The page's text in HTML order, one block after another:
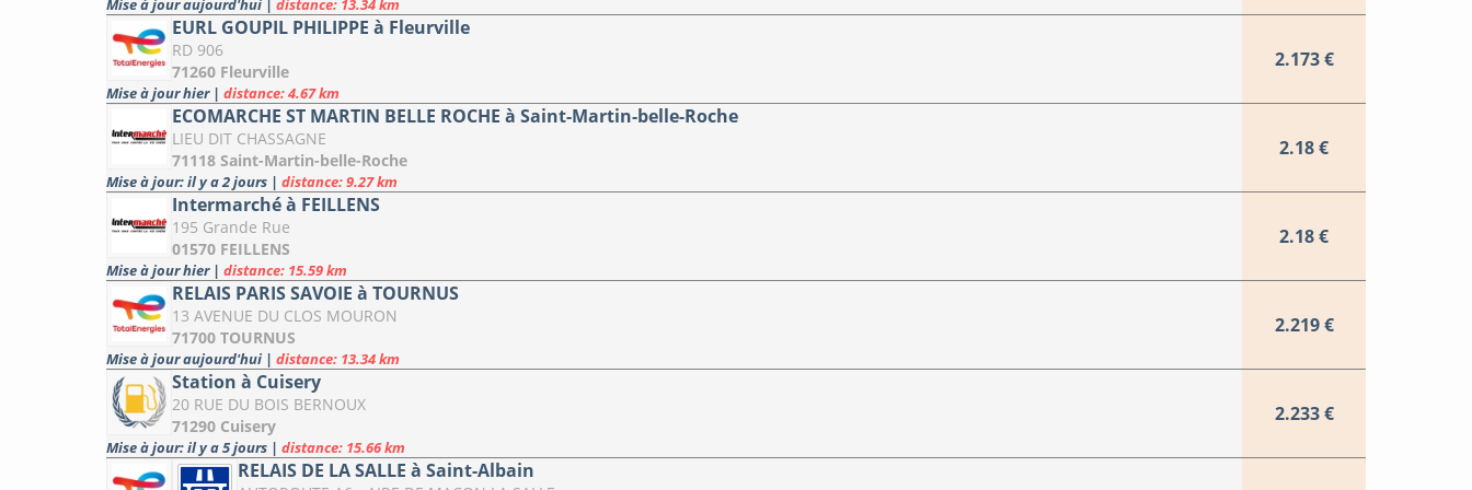
Mise à jour aujourd'hui distance: 13.34 km
EURL GOUPIL PHILIPPE à Fleurville
RD 906
71260 Fleurville
Mise à jour hier | distance: 4.67 km
2.173 €
ECOMARCHE ST MARTIN BELLE ROCHE à Saint-Martin-belle-Roche
LIEU DIT CHASSAGNE
71118 Saint-Martin-belle-Roche
Mise à jour: il y a 2 jours | distance: 9.27 km
2.18 €
Intermarché à FEILLENS
195 Grande Rue
01570 FEILLENS
Mise à jour hier | distance: 15.59 km
2.18 €
RELAIS PARIS SAVOIE à TOURNUS
13 AVENUE DU CLOS MOURON
71700 TOURNUS
Mise à jour aujourd'hui | distance: 13.34 km
2.219 €
Station à Cuisery
20 RUE DU BOIS BERNOUX
71290 Cuisery
Mise à jour: il y a 5 jours | distance: 15.66 km
2.233 €
RELAIS DE LA SALLE à Saint-Albain